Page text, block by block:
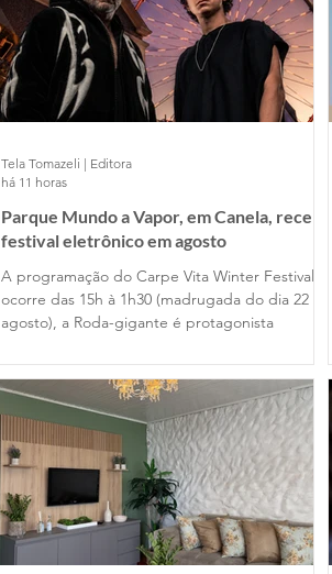
Parque Mundo a Vapor, em Canela, recebe
festival eletrônico em agosto
A programação do Carpe Vita Winter Festival
ocorre das 15h à 1h30 (madrugada do dia 22 de
agosto), a Roda-gigante é protagonista
Tela Tomazeli | Editora
há 11 horas